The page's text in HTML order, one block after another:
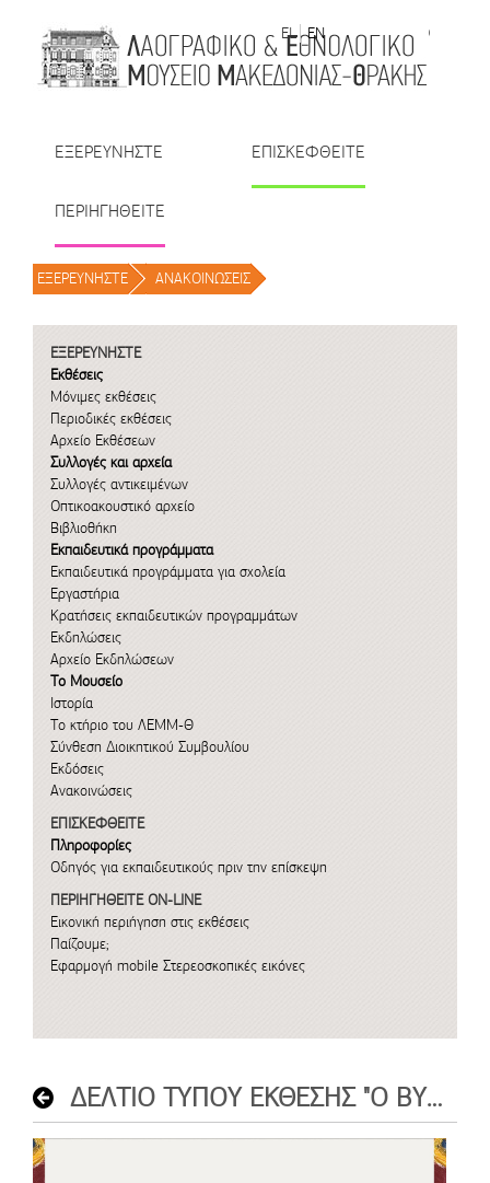
EL
EN | TR | BU | RO
ΕΞΕΡΕΥΝΗΣΤΕ ΕΠΙΣΚΕΦΘΕΙΤΕ
ΠΕΡΙΗΓΗΘΕΙΤΕ
ΕΞΕΡΕΥΝΗΣΤΕ / ΑΝΑΚΟΙΝΩΣΕΙΣ /
ΕΞΕΡΕΥΝΗΣΤΕ
Εκθέσεις
Μόνιμες εκθέσεις
Περιοδικές εκθέσεις
Αρχείο Εκθέσεων
Συλλογές και αρχεία
Συλλογές αντικειμένων
Οπτικοακουστικό αρχείο
Βιβλιοθήκη
Εκπαιδευτικά προγράμματα
Εκπαιδευτικά προγράμματα για σχολεία
Εργαστήρια
Κρατήσεις εκπαιδευτικών προγραμμάτων
Εκδηλώσεις
Αρχείο Εκδηλώσεων
Το Μουσείο
Ιστορία
Το κτήριο του ΛΕΜΜ-Θ
Σύνθεση Διοικητικού Συμβουλίου
Εκδόσεις
Ανακοινώσεις
ΕΠΙΣΚΕΦΘΕΙΤΕ
Πληροφορίες
Οδηγός για εκπαιδευτικούς πριν την επίσκεψη
ΠΕΡΙΗΓΗΘΕΙΤΕ ON-LINE
Εικονική περιήγηση στις εκθέσεις
Παίζουμε;
Εφαρμογή mobile Στερεοσκοπικές εικόνες
ΔΕΛΤΙΟ ΤΥΠΟΥ ΕΚΘΕΣΗΣ "Ο ΒΥΖΑΝΤΙΝΟΣ ΚΟΣΜΟΣ ΤΟΥ ΗΛΙΑ ΚΟΝΤΟΖΑΜΑΝΗ"